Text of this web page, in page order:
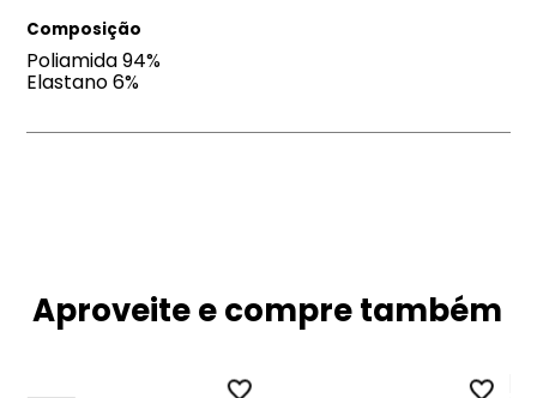
Composição
Poliamida 94%
Elastano 6%
Aproveite e compre também